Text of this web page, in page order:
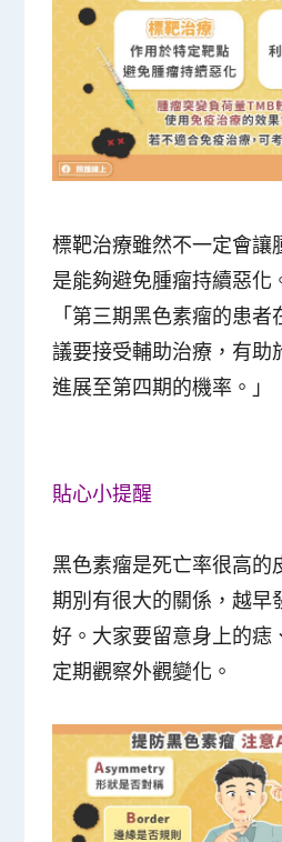
標靶治療雖然不一定會讓
是能夠避免腫瘤持續惡化
「第三期黑色素瘤的患
議要接受輔助治療，有助
進展至第四期的機率。」
貼心小提醒
黑色素瘤是死亡率很高的
期別有很大的關係，越早
好。大家要留意身上的痣
定期觀察外觀變化。